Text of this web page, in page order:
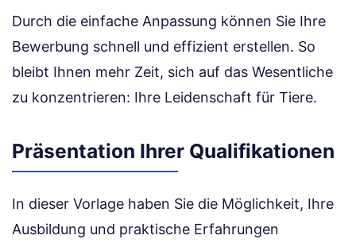
Durch die einfache Anpassung können Sie Ihre
Bewerbung schnell und effizient erstellen. So
bleibt Ihnen mehr Zeit, sich auf das Wesentliche
zu konzentrieren: Ihre Leidenschaft für Tiere.
Präsentation Ihrer Qualifikationen
In dieser Vorlage haben Sie die Möglichkeit, Ihre
Ausbildung und praktische Erfahrungen